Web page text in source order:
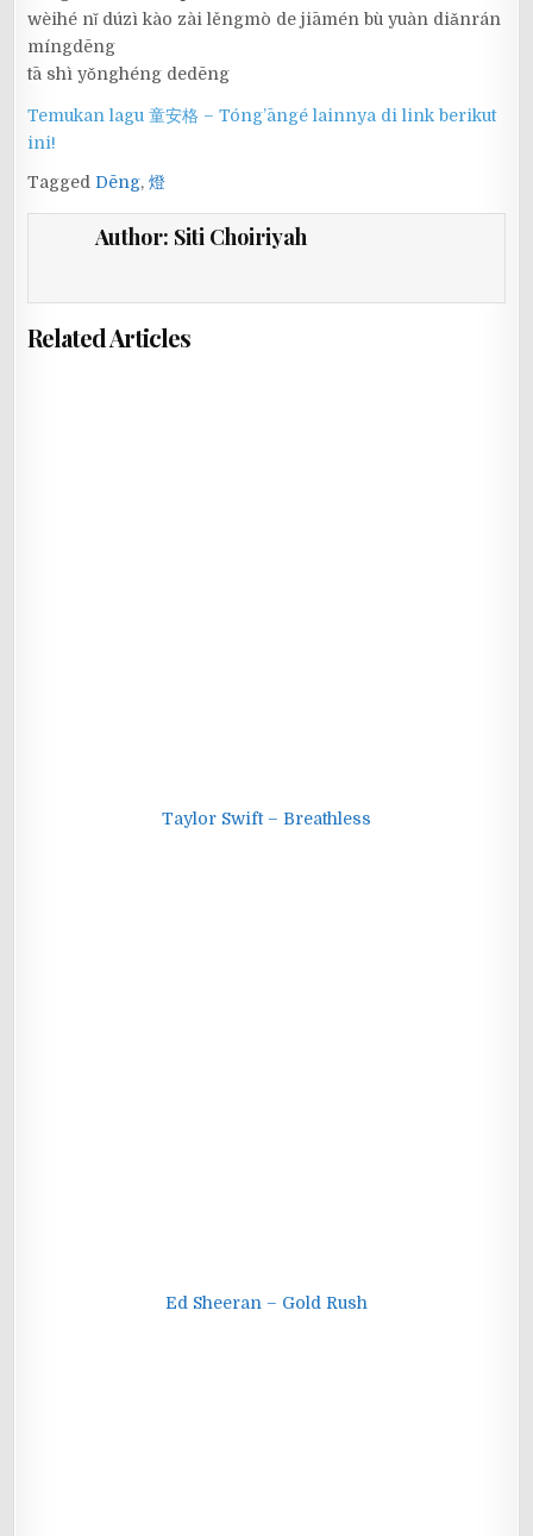
wèihé nǐ dúzì kào zài lěngmò de jiāmén bù yuàn diǎnrán
míngdēng
tā shì yǒnghéng dedēng
Temukan lagu 童安格 – Tóng’āngé lainnya di link berikut
ini!
Tagged Dēng,燈
Author: Siti Choiriyah
Related Articles
Taylor Swift – Breathless
Ed Sheeran – Gold Rush